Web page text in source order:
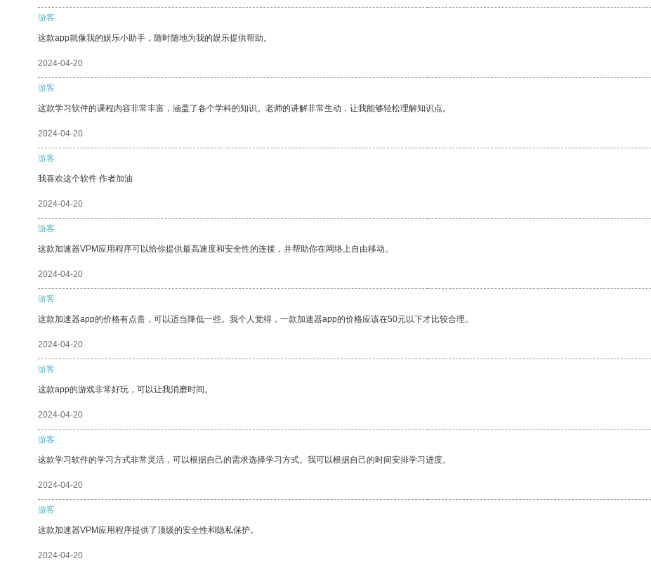
游客
这款app就像我的娱乐小助手，随时随地为我的娱乐提供帮助。
2024-04-20
游客
这款学习软件的课程内容非常丰富，涵盖了各个学科的知识。老师的讲解非常生动，让我能够轻松理解知识点。
2024-04-20
游客
我喜欢这个软件 作者加油
2024-04-20
游客
这款加速器VPM应用程序可以给你提供最高速度和安全性的连接，并帮助你在网络上自由移动。
2024-04-20
游客
这款加速器app的价格有点贵，可以适当降低一些。我个人觉得，一款加速器app的价格应该在50元以下才比较合理。
2024-04-20
游客
这款app的游戏非常好玩，可以让我消磨时间。
2024-04-20
游客
这款学习软件的学习方式非常灵活，可以根据自己的需求选择学习方式。我可以根据自己的时间安排学习进度。
2024-04-20
游客
这款加速器VPM应用程序提供了顶级的安全性和隐私保护。
2024-04-20